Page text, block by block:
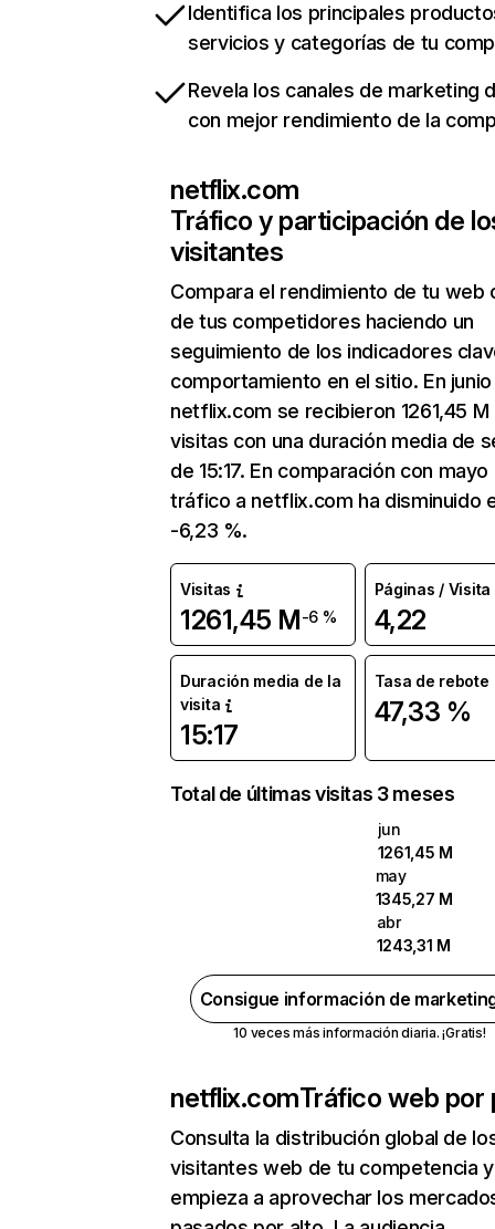
Identifica los principales
servicios y categorías de tu
Revela los canales de marketing
con mejor rendimiento de la
netflix.com
Tráfico y participación de
visitantes
Compara el rendimiento de tu web
de tus competidores haciendo un
seguimiento de los indicadores
comportamiento en el sitio. En junio
netflix.com se recibieron 1261,45 M
visitas con una duración media de
de 15:17. En comparación con mayo
tráfico a netflix.com ha disminuido
-6,23 %.
Visitas
1261,45 M-6 %
Páginas / Visita
4,22
Duración media de la
visita
15:17
Tasa de rebote
47,33 %
Total de últimas visitas 3 meses
jun
1261,45 M
may
1345,27 M
abr
1243,31 M
Consigue información de
10 veces más información diaria. ¡Gratis!
netflix.comTráfico web por
Consulta la distribución global de
visitantes web de tu competencia y
empieza a aprovechar los